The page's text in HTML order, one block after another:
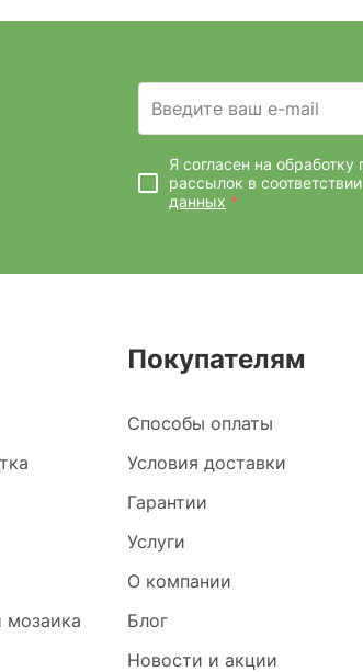
Введите ваш e-mail
Я согласен на
рассылок в
данных *
мозаика
Покупателям
Способы оплаты
Условия доставки
Гарантии
Услуги
О компании
Блог
Новости и акции